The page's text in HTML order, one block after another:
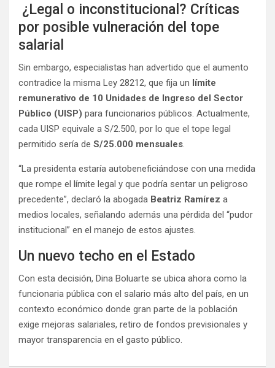
¿Legal o inconstitucional? Críticas
por posible vulneración del tope
salarial
Sin embargo, especialistas han advertido que el aumento
contradice la misma Ley 28212, que fija un límite
remunerativo de 10 Unidades de Ingreso del Sector
Público (UISP) para funcionarios públicos. Actualmente,
cada UISP equivale a S/2.500, por lo que el tope legal
permitido sería de S/25.000 mensuales.
“La presidenta estaría autobeneficiándose con una medida
que rompe el límite legal y que podría sentar un peligroso
precedente”, declaró la abogada Beatriz Ramírez a
medios locales, señalando además una pérdida del “pudor
institucional” en el manejo de estos ajustes.
Un nuevo techo en el Estado
Con esta decisión, Dina Boluarte se ubica ahora como la
funcionaria pública con el salario más alto del país, en un
contexto económico donde gran parte de la población
exige mejoras salariales, retiro de fondos previsionales y
mayor transparencia en el gasto público.